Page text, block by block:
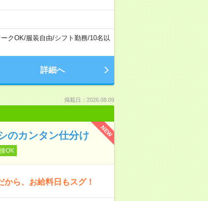
クOK/服装自由/シフト勤務/10名以
詳細へ
掲載日：2026.08.09
NEW
のカンタン仕分け
OK
ら、お給料日もスグ！